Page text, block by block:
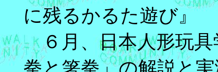
に残るかるた遊び』
６月、日本人形玩具
拳と箸拳」の解説と